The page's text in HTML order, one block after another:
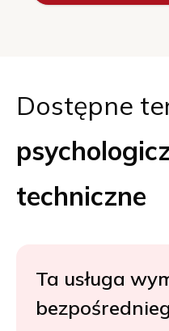
Dostępne
techniczne
Ta usługa